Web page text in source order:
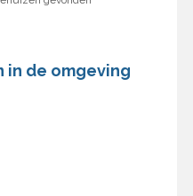
in de omgeving